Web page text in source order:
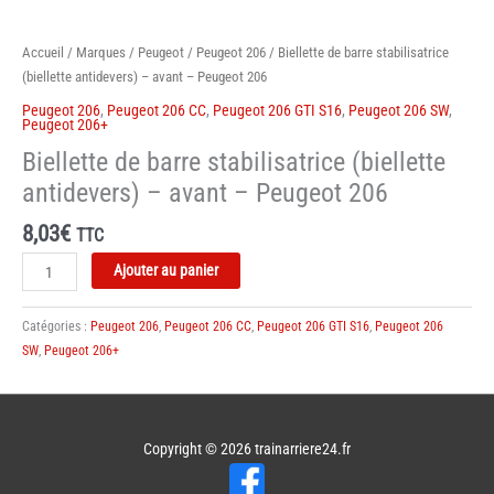
Accueil / Marques / Peugeot / Peugeot 206 / Biellette de barre stabilisatrice
(biellette antidevers) – avant – Peugeot 206
Peugeot 206, Peugeot 206 CC, Peugeot 206 GTI S16, Peugeot 206 SW,
Peugeot 206+
Biellette de barre stabilisatrice (biellette
antidevers) – avant – Peugeot 206
8,03€ TTC
quantité
de
Biellette
de
barre
Ajouter au panier
Catégories : Peugeot 206, Peugeot 206 CC, Peugeot 206 GTI S16, Peugeot 206
SW, Peugeot 206+
Copyright © 2026trainarriere24.fr